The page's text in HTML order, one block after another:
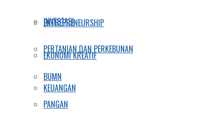
INVESTASI
PERTANIAN DAN PERKEBUNAN
BUMN
PANGAN
ENTREPRENEURSHIP
EKONOMI KREATIF
KEUANGAN